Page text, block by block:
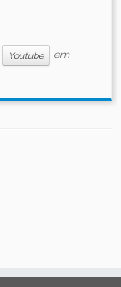
Youtube
em